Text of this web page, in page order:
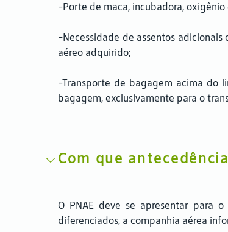
-Porte de maca, incubadora,
-Necessidade de assentos
aéreo adquirido;
-Transporte de bagagem acima do
bagagem, exclusivamente para o
Com que
O PNAE deve se apresentar para
diferenciados, a companhia aérea